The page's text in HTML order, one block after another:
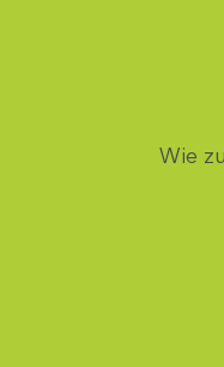
Wie